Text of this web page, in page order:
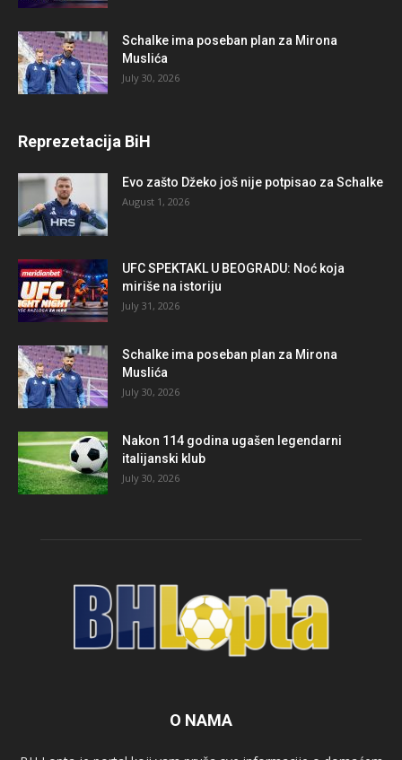
Schalke ima poseban plan za Mirona
Muslića
July 30, 2026
Reprezetacija BiH
Evo zašto Džeko još nije potpisao za Schalke
August 1, 2026
UFC SPEKTAKL U BEOGRADU: Noć koja
miriše na istoriju
July 31, 2026
Schalke ima poseban plan za Mirona
Muslića
July 30, 2026
Nakon 114 godina ugašen legendarni
italijanski klub
July 30, 2026
O NAMA